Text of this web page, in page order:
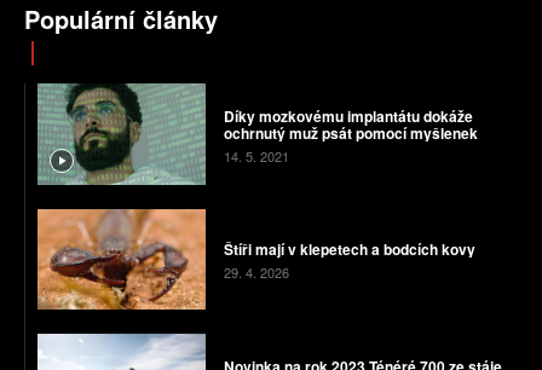
Populární články
Díky mozkovému implantátu dokáže
ochrnutý muž psát pomocí myšlenek
14. 5. 2021
Štíři mají v klepetech a bodcích kovy
29. 4. 2026